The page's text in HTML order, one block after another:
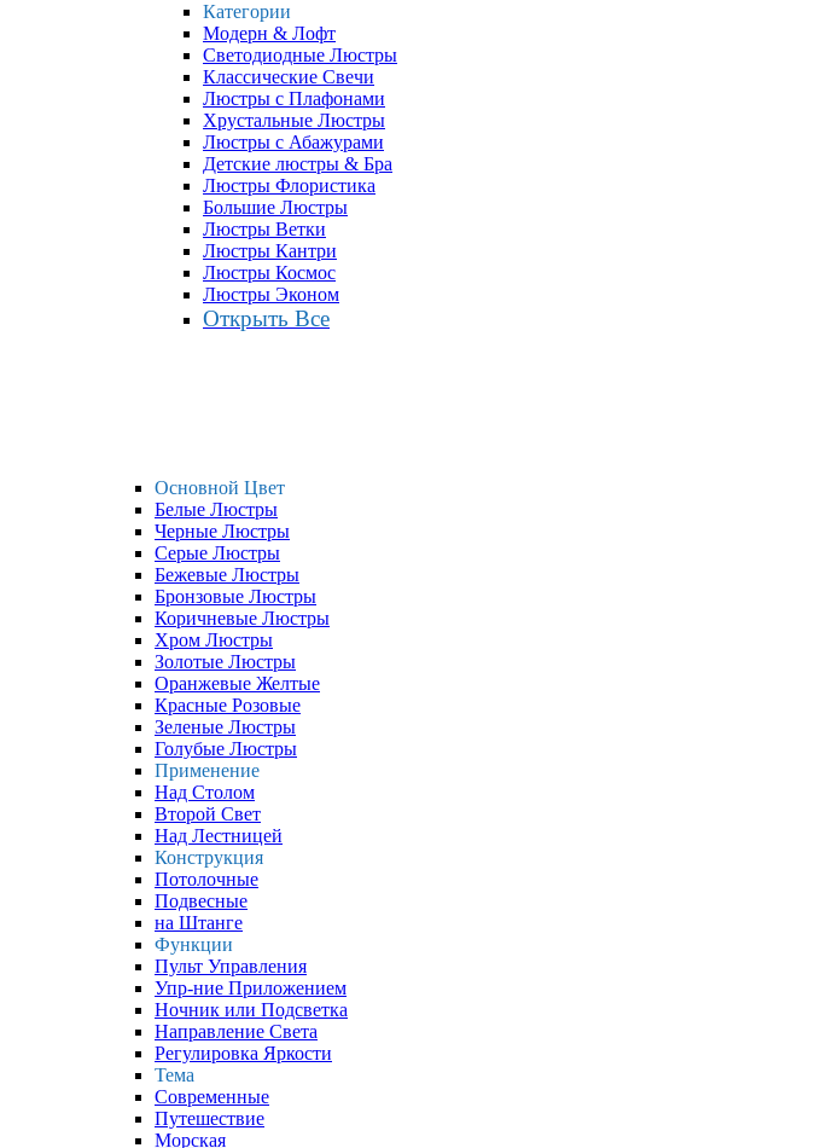
Категории
Модерн & Лофт
Светодиодные Люстры
Классические Свечи
Люстры с Плафонами
Хрустальные Люстры
Люстры с Абажурами
Детские люстры & Бра
Люстры Флористика
Большие Люстры
Люстры Ветки
Люстры Кантри
Люстры Космос
Люстры Эконом
Открыть Все
Основной Цвет
Белые Люстры
Черные Люстры
Серые Люстры
Бежевые Люстры
Бронзовые Люстры
Коричневые Люстры
Хром Люстры
Золотые Люстры
Оранжевые Желтые
Красные Розовые
Зеленые Люстры
Голубые Люстры
Применение
Над Столом
Второй Свет
Над Лестницей
Конструкция
Потолочные
Подвесные
на Штанге
Функции
Пульт Управления
Упр-ние Приложением
Ночник или Подсветка
Направление Света
Регулировка Яркости
Тема
Современные
Путешествие
Морская